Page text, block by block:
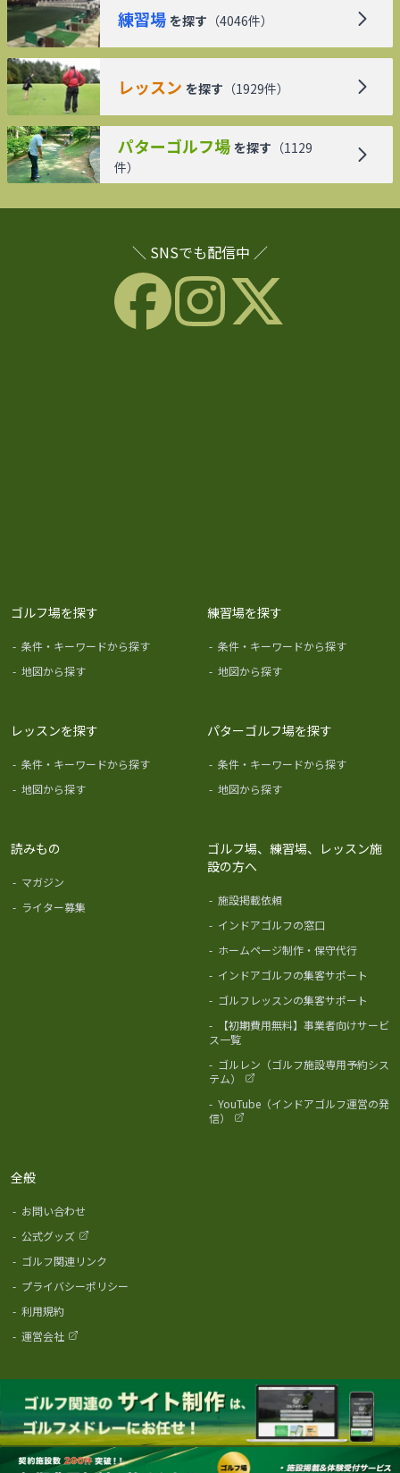
練習場 を探す （4046件）
レッスン を探す （1929件）
パターゴルフ場 を探す （1129
件）
＼ SNSでも配信中 ／
ゴルフ場を探す
- 条件・キーワードから探す
- 地図から探す
練習場を探す
- 条件・キーワードから探す
- 地図から探す
レッスンを探す
- 条件・キーワードから探す
- 地図から探す
パターゴルフ場を探す
- 条件・キーワードから探す
- 地図から探す
読みもの
- マガジン
- ライター募集
ゴルフ場、練習場、レッスン施
設の方へ
- 施設掲載依頼
- インドアゴルフの窓口
- ホームページ制作・保守代行
- インドアゴルフの集客サポート
- ゴルフレッスンの集客サポート
-
【初期費用無料】事業者向けサービ
ス一覧
- ゴルレン（ゴルフ施設専用予約シス
テム）
- YouTube（インドアゴルフ運営の発
信）
全般
- お問い合わせ
- 公式グッズ
- ゴルフ関連リンク
- プライバシーポリシー
- 利用規約
- 運営会社